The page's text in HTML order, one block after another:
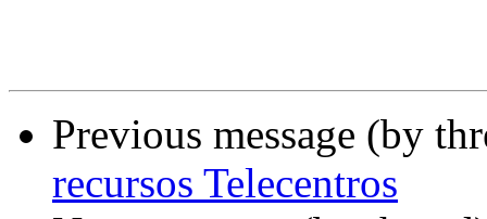
Previous message (by
recursos Telecentros